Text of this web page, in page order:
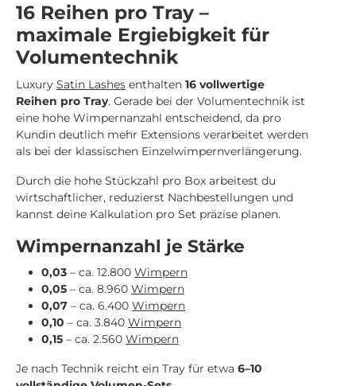
16 Reihen pro Tray –
maximale Ergiebigkeit für
Volumentechnik
Luxury Satin Lashes enthalten 16 vollwertige
Reihen pro Tray. Gerade bei der Volumentechnik ist
eine hohe Wimpernanzahl entscheidend, da pro
Kundin deutlich mehr Extensions verarbeitet werden
als bei der klassischen Einzelwimpernverlängerung.
Durch die hohe Stückzahl pro Box arbeitest du
wirtschaftlicher, reduzierst Nachbestellungen und
kannst deine Kalkulation pro Set präzise planen.
Wimpernanzahl je Stärke
0,03 – ca. 12.800 Wimpern
0,05 – ca. 8.960 Wimpern
0,07 – ca. 6.400 Wimpern
0,10 – ca. 3.840 Wimpern
0,15 – ca. 2.560 Wimpern
Je nach Technik reicht ein Tray für etwa 6–10